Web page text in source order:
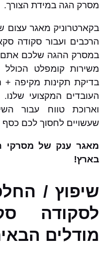
מסרק הגה במידת הצורך.
בקארטרוניק מאגר עצום
הרכבים ועבור סקודה
במסרק ההגה שלכם אתם
משירות קומפלט
בדיקת תקינות מקיפה +
העובדים המקצועי
וארוכת טווח עבור
שעשויים לחסוך לכם כסף
מאגר ענק של מסרקי
בארץ!
שיפוץ /
לסקודה
מודלים